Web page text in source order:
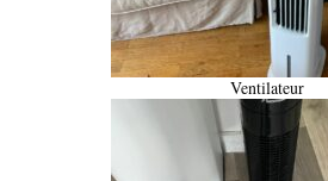
Ventilateur